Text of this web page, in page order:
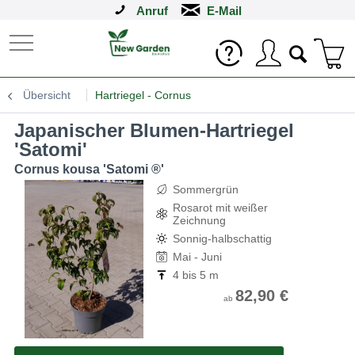
Anruf
Übersicht Hartriegel - Cornus
Japanischer Blumen-Hartriegel
'Satomi'
Cornus kousa 'Satomi ®'
Sommergrün
Rosarot mit weißer
Zeichnung
Sonnig-halbschattig
Mai - Juni
4 bis 5 m
ab 82,90 €